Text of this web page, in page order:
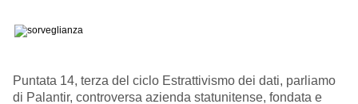
Puntata 14, terza del ciclo Estrattivismo dei dati, parliamo
di Palantir, controversa azienda statunitense, fondata e